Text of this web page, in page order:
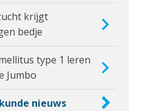
krijgt
bedje
type 1 leren
Jumbo
nieuws